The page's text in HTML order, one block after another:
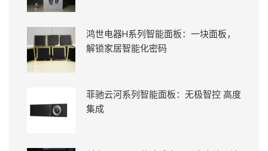
鸿世电器H系列智能面板：一块面板，
解锁家居智能化密码
菲驰云河系列智能面板：无极智控 高度
集成